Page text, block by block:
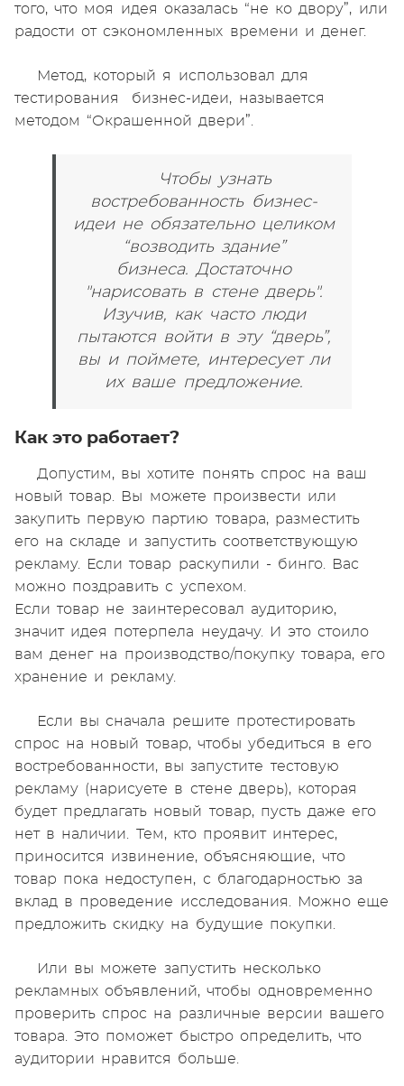
того, что моя идея оказалась “не ко двору”, или
радости от сэкономленных времени и денег.
Метод, который я использовал для
тестирования бизнес-идеи, называется
методом “Окрашенной двери”.
Чтобы узнать
востребованность бизнес-
идеи не обязательно целиком
“возводить здание”
бизнеса.Достаточно
"нарисовать в стене дверь".
Изучив, как часто люди
пытаются войти в эту “дверь”,
вы и поймете, интересует ли
их ваше предложение.
Как это работает?
Допустим, вы хотите понять спрос на ваш
новый товар. Вы можете произвести или
закупить первую партию товара, разместить
его на складе и запустить соответствующую
рекламу. Если товар раскупили - бинго. Вас
можно поздравить с успехом.
Если товар не заинтересовал аудиторию,
значит идея потерпела неудачу. И это стоило
вам денег на производство/покупку товара, его
хранение и рекламу.
Если вы сначала решите протестировать
спрос на новый товар, чтобы убедиться в его
востребованности, вы запустите тестовую
рекламу (нарисуете в стене дверь), которая
будет предлагать новый товар, пусть даже его
нет в наличии. Тем, кто проявит интерес,
приносится извинение, объясняющие, что
товар пока недоступен, с благодарностью за
вклад в проведение исследования. Можно еще
предложить скидку на будущие покупки.
Или вы можете запустить несколько
рекламных объявлений, чтобы одновременно
проверить спрос на различные версии вашего
товара. Это поможет быстро определить, что
аудитории нравится больше.